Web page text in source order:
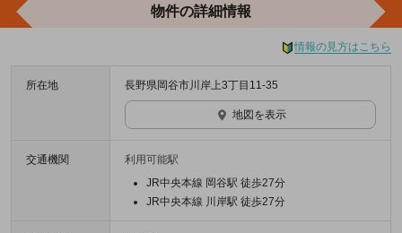
物件の詳細情報
情報の見方はこちら
所在地 長野県岡谷市川岸上3丁目11-35
地図を表示
交通機関
利用可能駅
JR中央本線 岡谷駅 徒歩27分
JR中央本線 川岸駅 徒歩27分